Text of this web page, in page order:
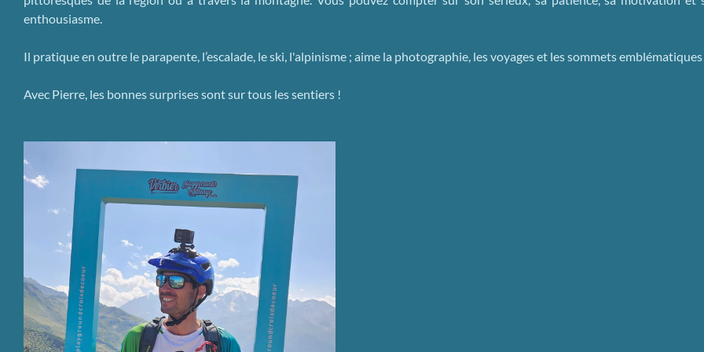
enthousiasme.
Il pratique en outre le parapente, l’escalade, le ski, l'alpinisme ; aime la photographie, les voyages et les sommets
Avec Pierre, les bonnes surprises sont sur tous les sentiers !